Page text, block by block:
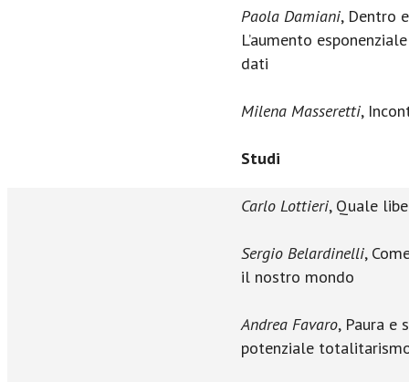
Paola Damiani, Dentro
L’aumento
dati
Milena Masseretti,
Studi
Carlo Lottieri, Quale
Sergio Belardinelli,
il nostro mondo
Andrea Favaro, Paura e
potenziale